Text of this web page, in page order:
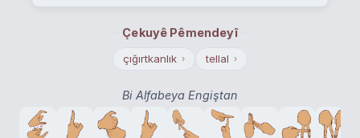
Çekuyê Pêmendeyî
çığırtkanlık › tellal ›
Bi Alfabeya Engiştan